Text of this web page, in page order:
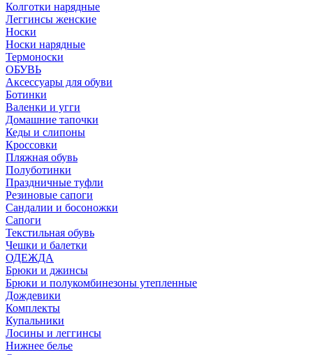
Колготки нарядные
Леггинсы женские
Носки
Носки нарядные
Термоноски
ОБУВЬ
Аксессуары для обуви
Ботинки
Валенки и угги
Домашние тапочки
Кеды и слипоны
Кроссовки
Пляжная обувь
Полуботинки
Праздничные туфли
Резиновые сапоги
Сандалии и босоножки
Сапоги
Текстильная обувь
Чешки и балетки
ОДЕЖДА
Брюки и джинсы
Брюки и полукомбинезоны утепленные
Дождевики
Комплекты
Купальники
Лосины и леггинсы
Нижнее белье